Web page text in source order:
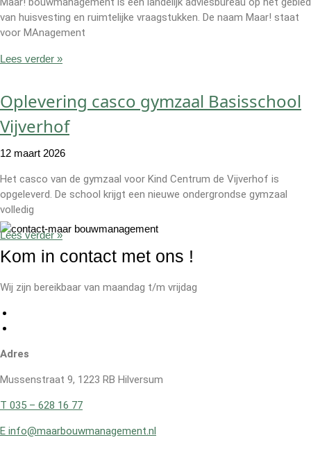
van huisvesting en ruimtelijke vraagstukken. De naam Maar! staat
voor MAnagement
Lees verder »
Oplevering casco gymzaal Basisschool
Vijverhof
12 maart 2026
Het casco van de gymzaal voor Kind Centrum de Vijverhof is
opgeleverd. De school krijgt een nieuwe ondergrondse gymzaal
volledig
Lees verder »
Kom in contact met ons !
Wij zijn bereikbaar van maandag t/m vrijdag
Adres
Mussenstraat 9, 1223 RB Hilversum
T 035 – 628 16 77
E info@maarbouwmanagement.nl